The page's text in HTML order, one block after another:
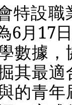
特設職
6月 17
數據，
其最適
的青年